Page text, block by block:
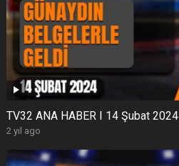
TV32 ANA HABER I 14 Şubat 2024
2 yıl ago